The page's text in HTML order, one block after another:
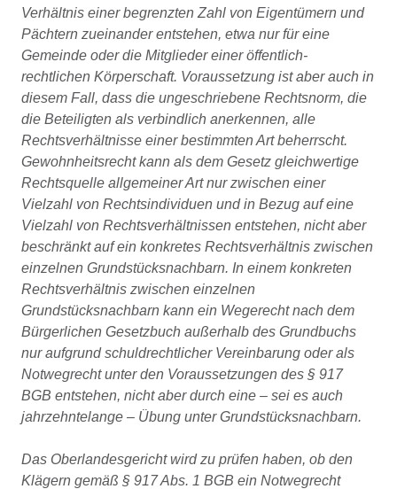
Verhältnis einer begrenzten Zahl von Eigentümern und
Pächtern zueinander entstehen, etwa nur für eine
Gemeinde oder die Mitglieder einer öffentlich-
rechtlichen Körperschaft. Voraussetzung ist aber auch in
diesem Fall, dass die ungeschriebene Rechtsnorm, die
die Beteiligten als verbindlich anerkennen, alle
Rechtsverhältnisse einer bestimmten Art beherrscht.
Gewohnheitsrecht kann als dem Gesetz gleichwertige
Rechtsquelle allgemeiner Art nur zwischen einer
Vielzahl von Rechtsindividuen und in Bezug auf eine
Vielzahl von Rechtsverhältnissen entstehen, nicht aber
beschränkt auf ein konkretes Rechtsverhältnis zwischen
einzelnen Grundstücksnachbarn. In einem konkreten
Rechtsverhältnis zwischen einzelnen
Grundstücksnachbarn kann ein Wegerecht nach dem
Bürgerlichen Gesetzbuch außerhalb des Grundbuchs
nur aufgrund schuldrechtlicher Vereinbarung oder als
Notwegrecht unter den Voraussetzungen des § 917
BGB entstehen, nicht aber durch eine – sei es auch
jahrzehntelange – Übung unter Grundstücksnachbarn.
Das Oberlandesgericht wird zu prüfen haben, ob den
Klägern gemäß § 917 Abs. 1 BGB ein Notwegrecht